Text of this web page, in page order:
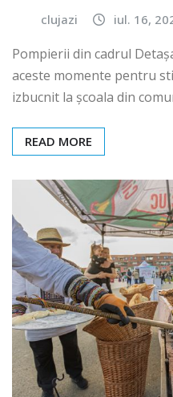
clujazi iul. 16,
Pompierii din cadrul
aceste momente pentru
izbucnit la școala din
READ MORE